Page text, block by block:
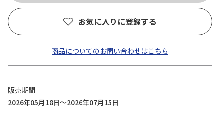
お気に入りに登録する
商品についてのお問い合わせはこちら
販売期間
2026年05月18日～2026年07月15日